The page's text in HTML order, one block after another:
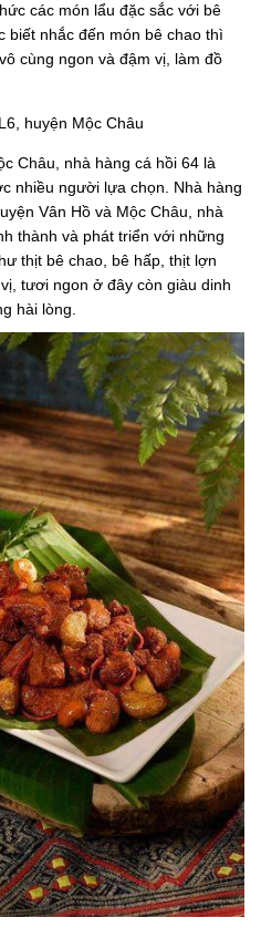
các món lẩu đặc sắc với bê
nhắc đến món bê chao thì
cùng ngon và đậm vị, làm đồ
huyện Mộc Châu
Châu, nhà hàng cá hồi 64 là
nhiều người lựa chọn. Nhà hàng
Vân Hồ và Mộc Châu, nhà
thành và phát triển với những
thịt bê chao, bê hấp, thịt lợn
tươi ngon ở đây còn giàu dinh
hài lòng.